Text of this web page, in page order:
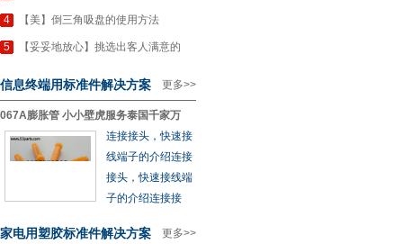
4 【美】倒三角吸盘的使用方法
5 【妥妥地放心】挑选出客人满意的
更多>>
信息终端用标准件解决方案
067A膨胀管 小小壁虎服务泰国千家万
连接接头，快速接
线端子的介绍连接
接头，快速接线端
子的介绍连接接
更多>>
家电用塑胶标准件解决方案